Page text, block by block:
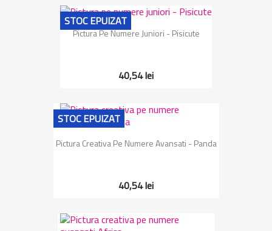
Pictura Pe Numere Juniori - Pisicute
40,54 lei
STOC EPUIZAT
Pictura Creativa Pe Numere Avansati - Panda
40,54 lei
STOC EPUIZAT